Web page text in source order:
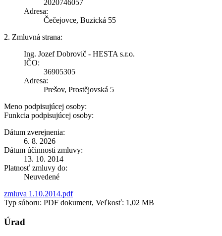
2020746057
Adresa:
Čečejovce, Buzická 55
2. Zmluvná strana:
Ing. Jozef Dobrovič - HESTA s.r.o.
IČO:
36905305
Adresa:
Prešov, Prostějovská 5
Meno podpisujúcej osoby:
Funkcia podpisujúcej osoby:
Dátum zverejnenia:
6. 8. 2026
Dátum účinnosti zmluvy:
13. 10. 2014
Platnosť zmluvy do:
Neuvedené
zmluva 1.10.2014.pdf
Typ súboru: PDF dokument, Veľkosť: 1,02 MB
Úrad